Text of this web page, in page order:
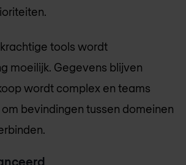
tools wordt
moeilijk. Gegevens blijven
wordt complex en teams
bevindingen tussen domeinen